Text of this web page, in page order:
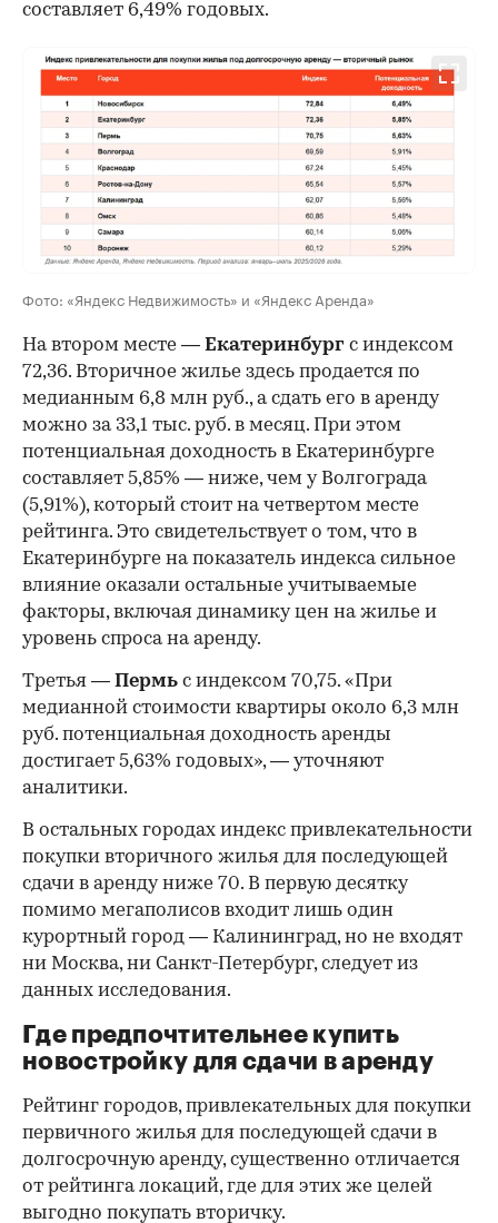
составляет 6,49% годовых.
Фото: «Яндекс Недвижимость» и «Яндекс Аренда»
На втором месте — Екатеринбург с индексом
72,36. Вторичное жилье здесь продается по
медианным 6,8 млн руб., а сдать его в аренду
можно за 33,1 тыс. руб. в месяц. При этом
потенциальная доходность в Екатеринбурге
составляет 5,85% — ниже, чем у Волгограда
(5,91%), который стоит на четвертом месте
рейтинга. Это свидетельствует о том, что в
Екатеринбурге на показатель индекса сильное
влияние оказали остальные учитываемые
факторы, включая динамику цен на жилье и
уровень спроса на аренду.
Третья — Пермь с индексом 70,75. «При
медианной стоимости квартиры около 6,3 млн
руб. потенциальная доходность аренды
достигает 5,63% годовых», — уточняют
аналитики.
В остальных городах индекс привлекательности
покупки вторичного жилья для последующей
сдачи в аренду ниже 70. В первую десятку
помимо мегаполисов входит лишь один
курортный город — Калининград, но не входят
ни Москва, ни Санкт-Петербург, следует из
данных исследования.
Где предпочтительнее купить
новостройку для сдачи в аренду
Рейтинг городов, привлекательных для покупки
первичного жилья для последующей сдачи в
долгосрочную аренду, существенно отличается
от рейтинга локаций, где для этих же целей
выгодно покупать вторичку.